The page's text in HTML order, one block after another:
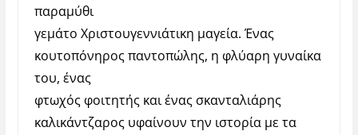
παραμύθι
γεμάτο Χριστουγεννιάτικη μαγεία. Ένας
κουτοπόνηρος παντοπώλης, η φλύαρη γυναίκα
του, ένας
φτωχός φοιτητής και ένας σκανταλιάρης
καλικάντζαρος υφαίνουν την ιστορία με τα